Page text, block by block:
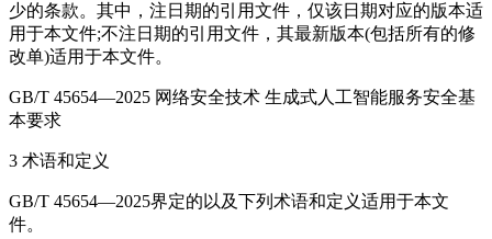
少的条款。其中，注日期的引用文件，仅该日期对应的版本适
用于本文件;不注日期的引用文件，其最新版本(包括所有的修
改单)适用于本文件。
GB/T 45654—2025 网络安全技术 生成式人工智能服务安全基
本要求
3 术语和定义
GB/T 45654—2025界定的以及下列术语和定义适用于本文
件。